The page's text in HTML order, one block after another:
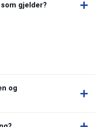
gjelder?
og